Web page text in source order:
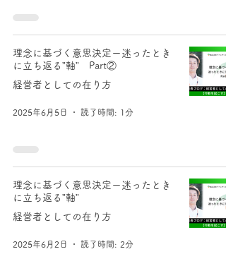
理念に基づく意思決定ー迷ったとき
に立ち返る”軸” Part②
経営者としての在り方
2025年6月5日 読了時間: 1分
理念に基づく意思決定ー迷ったとき
に立ち返る”軸”
経営者としての在り方
2025年6月2日 読了時間: 2分